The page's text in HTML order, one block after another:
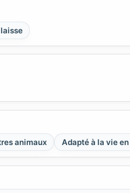
animaux Adapté à la vie